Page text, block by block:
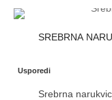
SREBRNA
Usporedi
Srebrna